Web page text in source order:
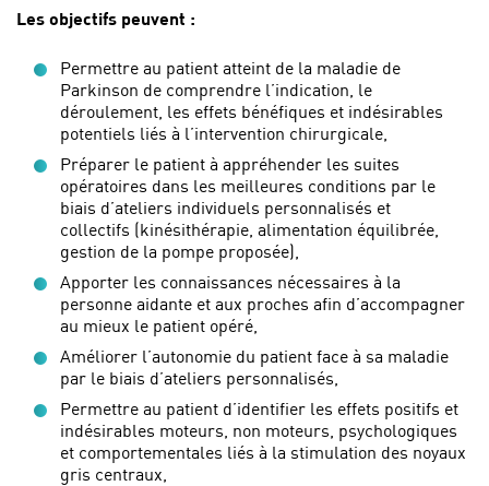
Les objectifs peuvent :
Permettre au patient atteint de la maladie de
Parkinson de comprendre l’indication, le
déroulement, les effets bénéfiques et indésirables
potentiels liés à l’intervention chirurgicale,
Préparer le patient à appréhender les suites
opératoires dans les meilleures conditions par le
biais d’ateliers individuels personnalisés et
collectifs (kinésithérapie, alimentation équilibrée,
gestion de la pompe proposée),
Apporter les connaissances nécessaires à la
personne aidante et aux proches afin d’accompagner
au mieux le patient opéré,
Améliorer l’autonomie du patient face à sa maladie
par le biais d’ateliers personnalisés,
Permettre au patient d’identifier les effets positifs et
indésirables moteurs, non moteurs, psychologiques
et comportementales liés à la stimulation des noyaux
gris centraux,